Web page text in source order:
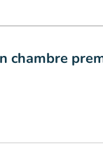
chambre